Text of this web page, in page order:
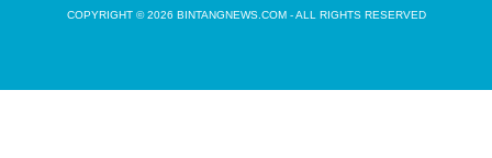
COPYRIGHT © 2026 BINTANGNEWS.COM - ALL RIGHTS RESERVED